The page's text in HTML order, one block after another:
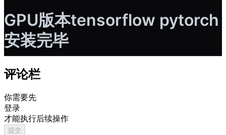
GPU版本tensorflow pytorch
安装完毕
评论栏
你需要先
登录
才能执行后续操作
提交